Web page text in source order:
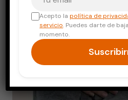
Acepto lapolítica de
servicio. Puedes darte de
momento.